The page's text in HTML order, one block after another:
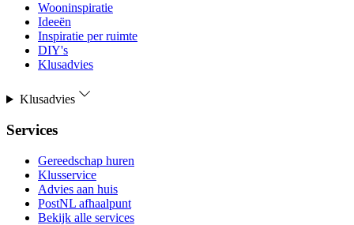
Wooninspiratie
Ideeën
Inspiratie per ruimte
DIY's
Klusadvies
Klusadvies
Services
Gereedschap huren
Klusservice
Advies aan huis
PostNL afhaalpunt
Bekijk alle services